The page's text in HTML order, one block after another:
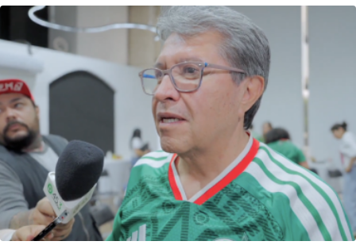
i
o
e
d
o
m
p
a
r
t
i
r
r
a
r